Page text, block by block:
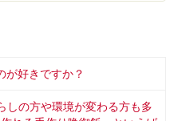
が好きですか？
しの方や環境が変わる方も多